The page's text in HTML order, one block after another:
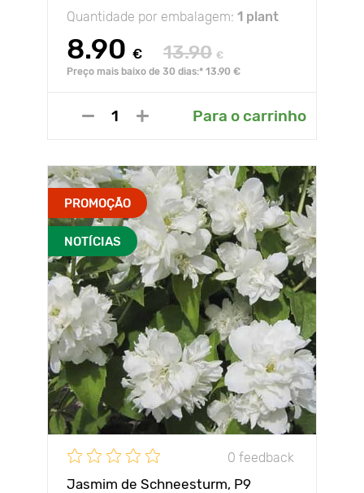
Quantidade por embalagem: 1 plant
8.90 € 13.90 €
Preço mais baixo de 30 dias:* 13.90 €
Para o carrinho
PROMOÇÃO
NOTÍCIAS
0 feedback
Jasmim de Schneesturm, P9